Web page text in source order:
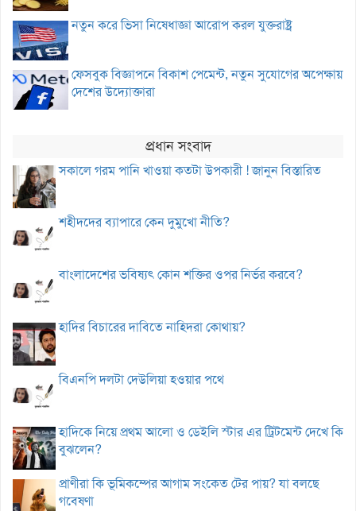
নতুন করে ভিসা নিষেধাজ্ঞা আরোপ করল যুক্তরাষ্ট্র
ফেসবুক বিজ্ঞাপনে বিকাশ পেমেন্ট, নতুন সুযোগের অপেক্ষায়
দেশের উদ্যোক্তারা
প্রধান সংবাদ
সকালে গরম পানি খাওয়া কতটা উপকারী ! জানুন বিস্তারিত
শহীদদের ব্যাপারে কেন দুমুখো নীতি?
বাংলাদেশের ভবিষ্যৎ কোন শক্তির ওপর নির্ভর করবে?
হাদির বিচারের দাবিতে নাহিদরা কোথায়?
বিএনপি দলটা দেউলিয়া হওয়ার পথে
হাদিকে নিয়ে প্রথম আলো ও ডেইলি স্টার এর ট্রিটমেন্ট দেখে কি
বুঝলেন?
প্রাণীরা কি ভূমিকম্পের আগাম সংকেত টের পায়? যা বলছে
গবেষণা